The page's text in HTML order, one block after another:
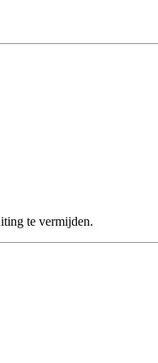
te vermijden.